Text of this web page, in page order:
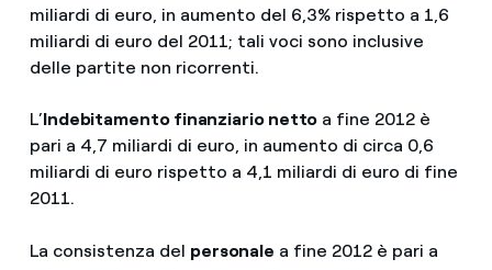
miliardi di euro, in aumento del 6,3% rispetto a 1,6
miliardi di euro del 2011; tali voci sono inclusive
delle partite non ricorrenti.
L’Indebitamento finanziario netto a fine 2012 è
pari a 4,7 miliardi di euro, in aumento di circa 0,6
miliardi di euro rispetto a 4,1 miliardi di euro di fine
2011.
La consistenza del personale a fine 2012 è pari a